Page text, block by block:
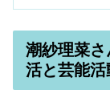
潮紗理菜
活と芸能活